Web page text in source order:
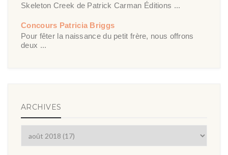
Skeleton Creek de Patrick Carman Éditions ...
Concours Patricia Briggs
Pour fêter la naissance du petit frère, nous offrons
deux ...
ARCHIVES